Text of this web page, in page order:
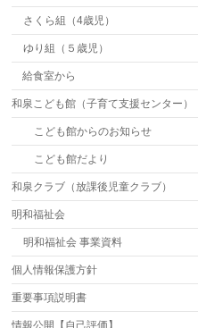
さくら組（4歳児）
ゆり組（５歳児）
給食室から
和泉こども館（子育て支援センター）
こども館からのお知らせ
こども館だより
和泉クラブ（放課後児童クラブ）
明和福祉会
明和福祉会 事業資料
個人情報保護方針
重要事項説明書
情報公開【自己評価】